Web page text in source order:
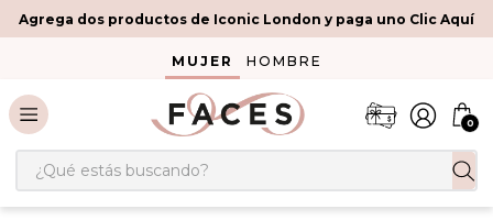
Agrega dos productos de Iconic London y paga uno Clic Aquí
MUJER HOMBRE
0
¿Qué estás buscando?